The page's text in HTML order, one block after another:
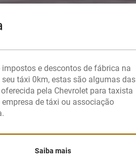
impostos e descontos de fábrica na
táxi 0km, estas são algumas das
pela Chevrolet para taxista
de táxi ou associação
Saiba mais